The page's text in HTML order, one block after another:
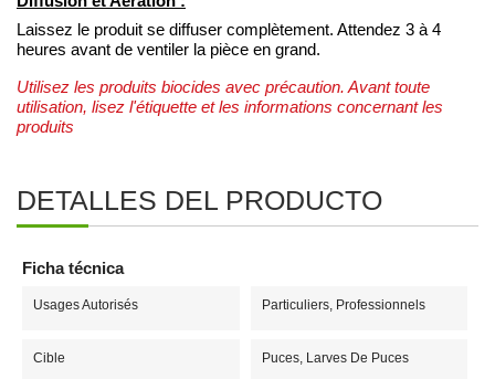
Laissez le produit se diffuser complètement. Attendez 3 à 4
heures avant de ventiler la pièce en grand.
Utilisez les produits biocides avec précaution. Avant toute
utilisation, lisez l'étiquette et les informations concernant les
produits
DETALLES DEL PRODUCTO
Ficha técnica
Usages Autorisés Particuliers, Professionnels
Cible Puces, Larves De Puces